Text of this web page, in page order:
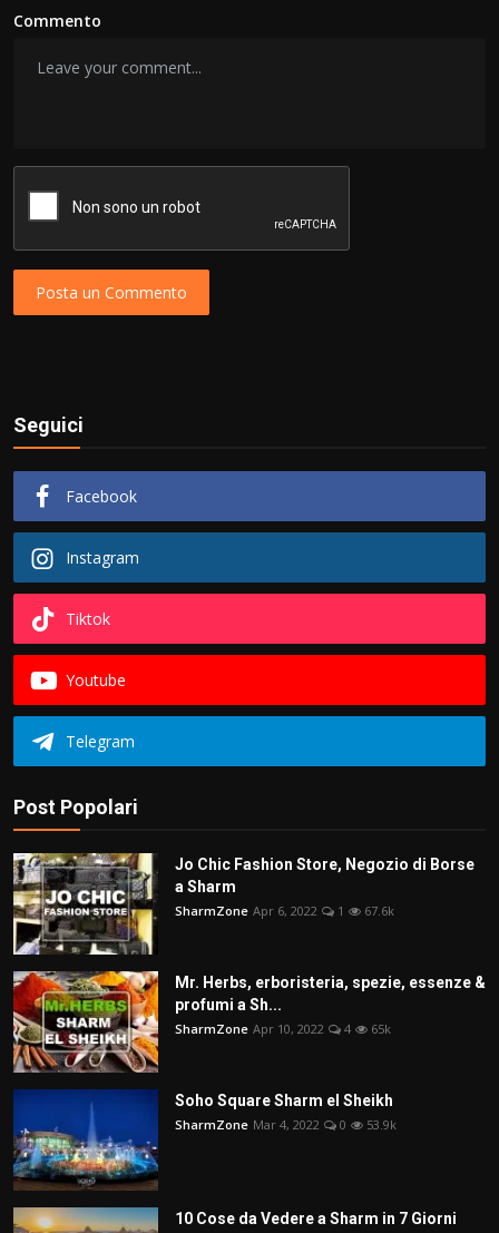
Commento
Posta un Commento
Seguici
Facebook
Instagram
Tiktok
Youtube
Telegram
Post Popolari
Jo Chic Fashion Store, Negozio di Borse
a Sharm
SharmZone Apr 6, 2022 1 67.6k
Mr. Herbs, erboristeria, spezie, essenze &
profumi a Sh...
SharmZone Apr 10, 2022 4 65k
Soho Square Sharm el Sheikh
SharmZone Mar 4, 2022 0 53.9k
10 Cose da Vedere a Sharm in 7 Giorni